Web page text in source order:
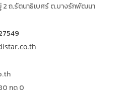
2 ถ.รัตนาธิเบศร์ ต.บางรักพัฒนา
กด 0